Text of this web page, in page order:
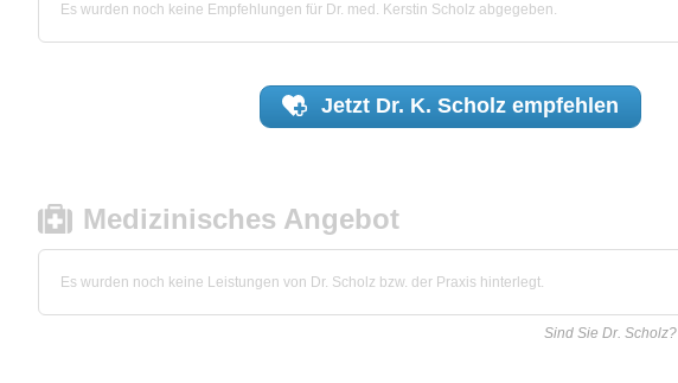
Es wurden noch keine Empfehlungen für Dr. med. Kerstin Scholz abgegeben.
Jetzt Dr. K. Scholz empfehlen
Medizinisches Angebot
Es wurden noch keine Leistungen von Dr. Scholz bzw. der Praxis hinterlegt.
Sind Sie Dr. Scholz?